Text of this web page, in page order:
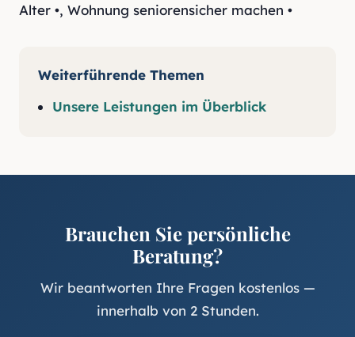
Alter •, Wohnung seniorensicher machen •
Weiterführende Themen
Unsere Leistungen im Überblick
Brauchen Sie persönliche
Beratung?
Wir beantworten Ihre Fragen kostenlos —
innerhalb von 2 Stunden.